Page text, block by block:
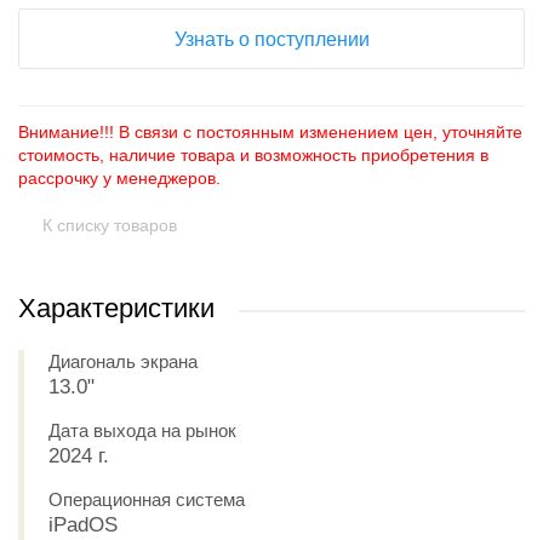
Узнать о поступлении
Внимание!!! В связи с постоянным изменением цен, уточняйте
стоимость, наличие товара и возможность приобретения в
рассрочку у менеджеров.
К списку товаров
Характеристики
Диагональ экрана
13.0"
Дата выхода на рынок
2024 г.
Операционная система
iPadOS